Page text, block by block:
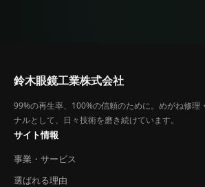
鈴木眼鏡工業株式会社
99%の再生率、100%の信頼のために。めがね修理
ナルとして、日々技術を磨き続けています。
サイト情報
事業・サービス
選ばれる理由